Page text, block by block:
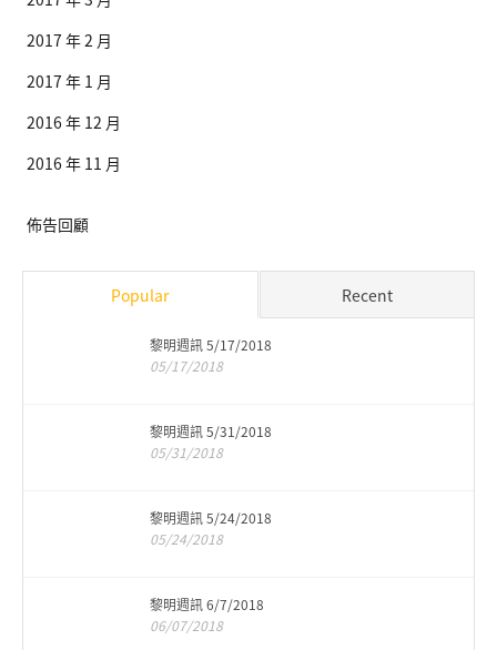
2017 年 2 月
2017 年 1 月
2016 年 12 月
2016 年 11 月
佈告回顧
Popular Recent
黎明週訊 5/17/2018
05/17/2018
黎明週訊 5/31/2018
05/31/2018
黎明週訊 5/24/2018
05/24/2018
黎明週訊 6/7/2018
06/07/2018